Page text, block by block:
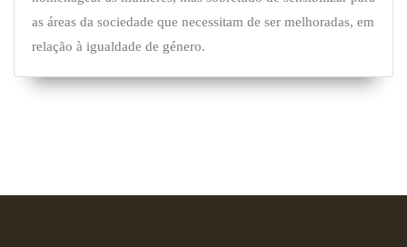
as áreas da sociedade que necessitam de ser melhoradas, em
relação à igualdade de género.